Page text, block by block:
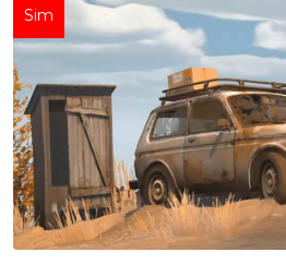
Sim